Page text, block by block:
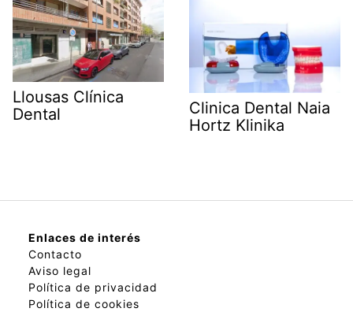
Llousas Clínica
Dental
Clinica Dental Naia
Hortz Klinika
Enlaces de interés
Contacto
Aviso legal
Política de privacidad
Política de cookies